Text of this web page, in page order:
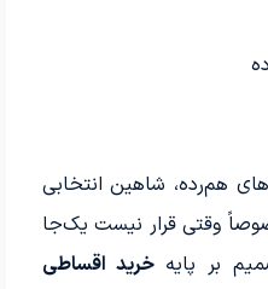
هم‌رده، شاهین انتخابی
وقتی قرار نیست یک‌جا
بر پایهخرید اقساطی